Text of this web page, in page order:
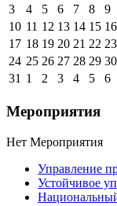
3
4 5 6 7 8
9
10 11 12 13 14 15 16
17 18 19 20 21 22 23
24 25 26 27 28 29 30
31 1 2 3 4 5 6
Мероприятия
Нет Мероприятия
Управление
Устойчивое